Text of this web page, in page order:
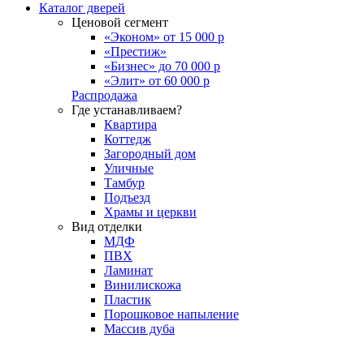
Каталог дверей
Ценовой сегмент
«Эконом» от 15 000 р
«Престиж»
«Бизнес» до 70 000 р
«Элит» от 60 000 р
Распродажа
Где устанавливаем?
Квартира
Коттедж
Загородный дом
Уличные
Тамбур
Подъезд
Храмы и церкви
Вид отделки
МДФ
ПВХ
Ламинат
Винилискожа
Пластик
Порошковое напыление
Массив дуба